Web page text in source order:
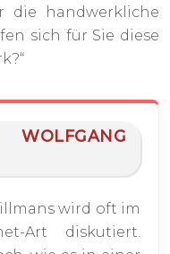
die handwerkliche
sich für Sie diese
wird oft im
Art diskutiert.